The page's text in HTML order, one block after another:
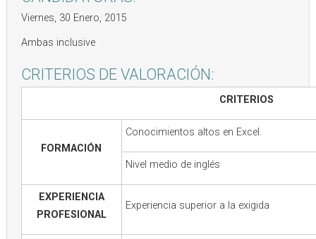
Viernes, 30 Enero, 2015
Ambas inclusive
CRITERIOS DE VALORACIÓN:
CRITERIOS
FORMACIÓN
Conocimientos altos en Excel.
Nivel medio de inglés
EXPERIENCIA
PROFESIONAL
Experiencia superior a la exigida